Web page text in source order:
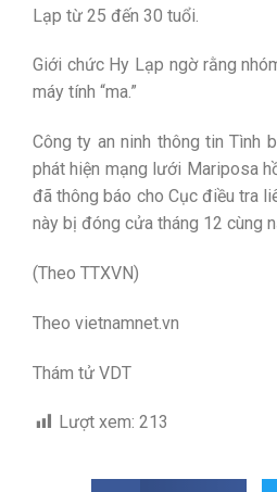
Lạp từ 25 đến 30 tuổi.
Giới chức Hy Lạp ngờ rằng
máy tính “ma.”
Công ty an ninh thông tin Tình
phát hiện mạng lưới Mariposa
đã thông báo cho Cục điều tra
này bị đóng cửa tháng 12 cùng
(Theo TTXVN)
Theo vietnamnet.vn
Thám tử VDT
Lượt xem: 213